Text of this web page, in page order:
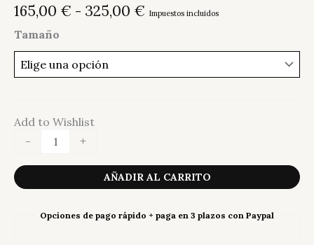
165,00 € - 325,00 € Rango
de
desde
hasta
Impuestos incluidos
Tamaño
Add to Wishlist
-
Tomorrowland
Baobab
cantidad
+
AÑADIR AL CARRITO
Opciones de pago rápido + paga en 3 plazos con Paypal